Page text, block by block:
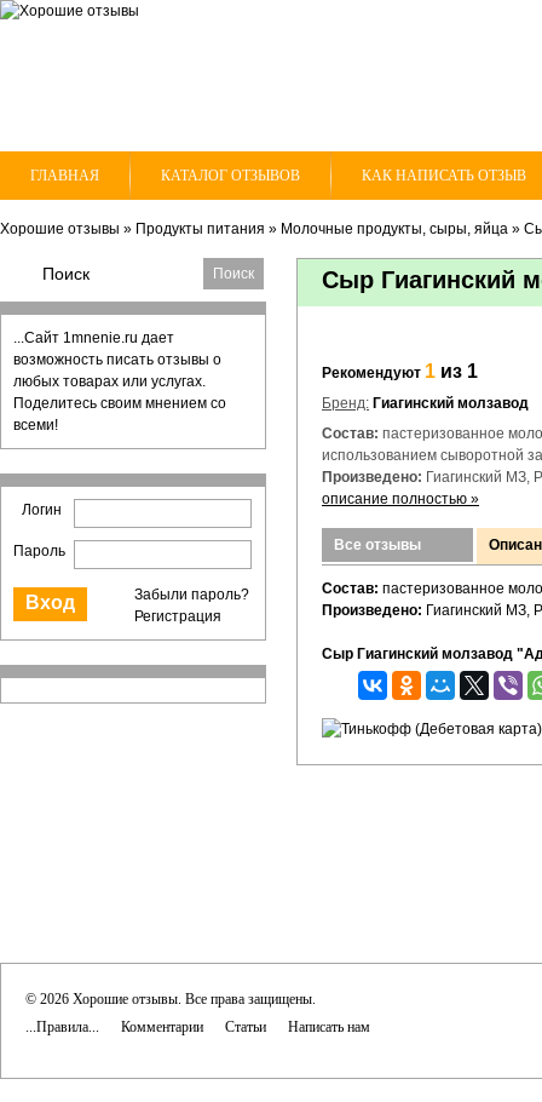
ГЛАВНАЯ КАТАЛОГ ОТЗЫВОВ КАК НАПИСАТЬ ОТЗЫВ
Хорошие отзывы » Продукты питания » Молочные продукты, сыры, яйца »
...Сайт 1mnenie.ru дает
возможность писать отзывы о
любых товарах или услугах.
Поделитесь своим мнением со
всеми!
Логин
Пароль
Забыли пароль?
Регистрация
Сыр Гиагинский
Рекомендуют 1 из 1
Бренд: Гиагинский молзавод
Состав: пастеризованное
использованием сыворотной
Произведено: Гиагинский МЗ,
описание полностью »
Все отзывы
Состав: пастеризованное
Произведено: Гиагинский МЗ,
Сыр Гиагинский молзавод
© 2026 Хорошие отзывы. Все права защищены.
...Правила...
Комментарии Статьи Написать нам